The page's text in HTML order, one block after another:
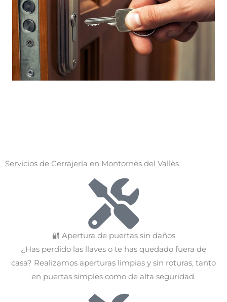
Servicios de Cerrajería en Montornès del Vallès
🔐 Apertura de puertas sin daños
¿Has perdido las llaves o te has quedado fuera de
casa? Realizamos aperturas limpias y sin roturas, tanto
en puertas simples como de alta seguridad.